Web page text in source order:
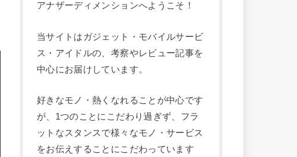
アナザーディメンションへようこそ！
当サイトはガジェット・モバイルサービ
ス・アイドルの、考察やレビュー記事を
中心にお届けしています。
好きなモノ・熱くなれることが中心です
が、1つのことにこだわり過ぎず、フラ
ットなスタンスで様々なモノ・サービス
をお伝えすることにこだわっています